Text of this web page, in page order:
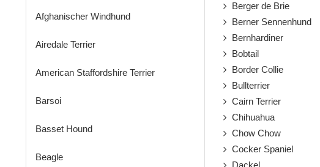
Berger de Brie
Berner Sennenhund
Bernhardiner
Bobtail
Border Collie
Bullterrier
Cairn Terrier
Chihuahua
Chow Chow
Cocker Spaniel
Afghanischer Windhund
Airedale Terrier
American Staffordshire Terrier
Barsoi
Basset Hound
Beagle